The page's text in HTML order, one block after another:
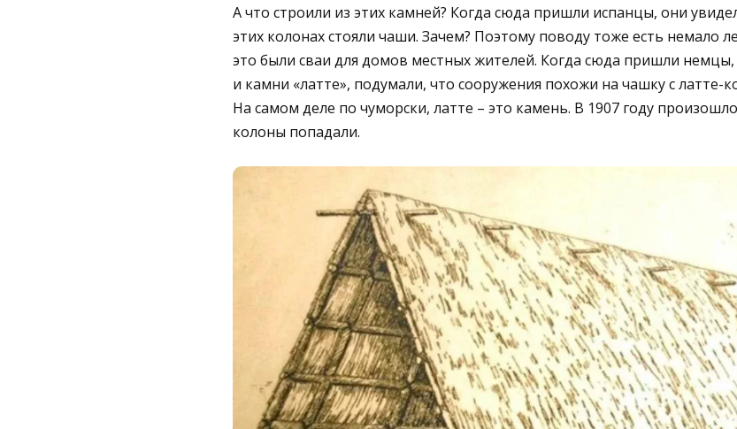
А что строили из этих камней? Когда сюда пришли испанцы, они
этих колонах стояли чаши. Зачем? Поэтому поводу тоже есть немало
это были сваи для домов местных жителей. Когда сюда пришли немцы,
и камни «латте», подумали, что сооружения похожи на чашку с латте-
На самом деле по чуморски, латте – это камень. В 1907 году
колоны попадали.